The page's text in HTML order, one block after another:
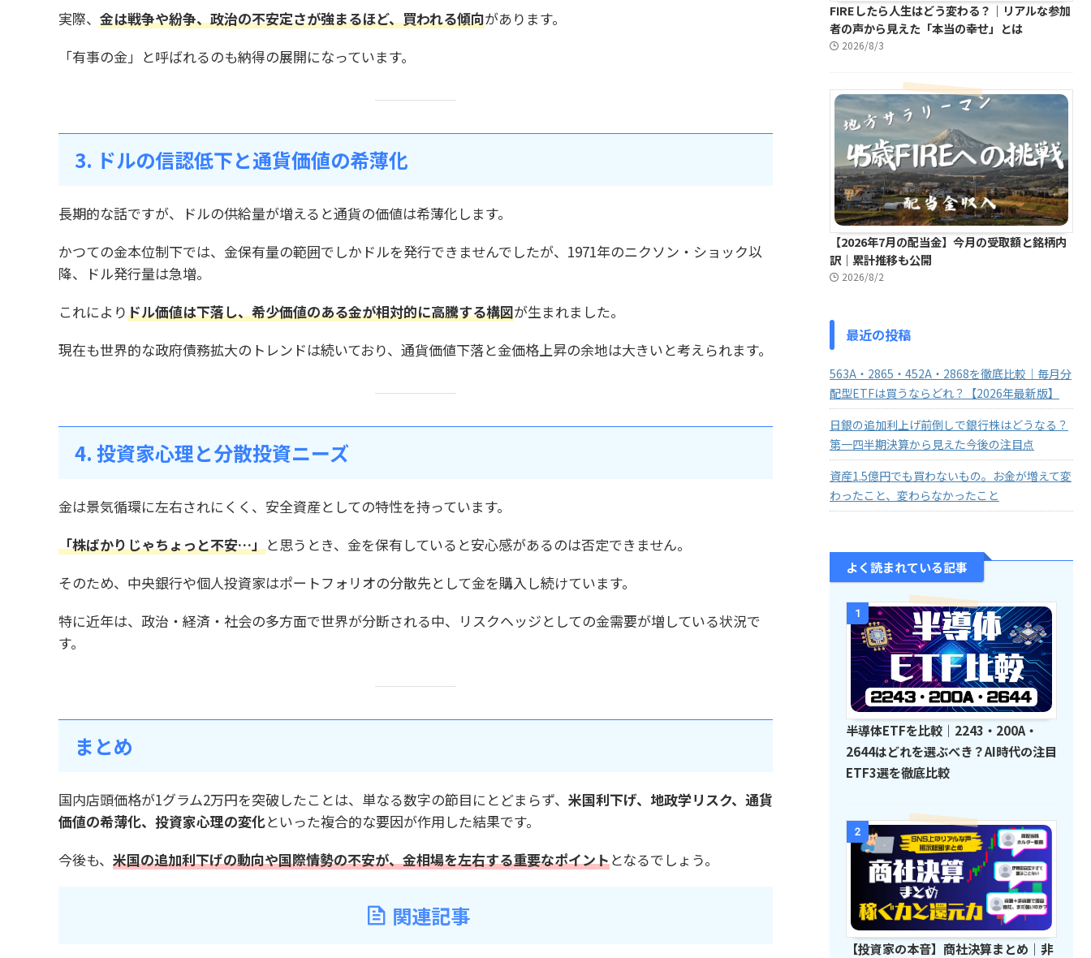
実際、 金は戦争や紛争、政治の不安定さが強まるほど、買われる傾向があります。
「有事の金」と呼ばれるのも納得の展開になっています。
3. ドルの信認低下と通貨価値の希薄化
長期的な話ですが、ドルの供給量が増えると通貨の価値は希薄化します。
かつての金本位制下では、金保有量の範囲でしかドルを発行できませんでしたが、1971年のニクソン・ショック以
降、ドル発行量は急増。
これによりドル価値は下落し、希少価値のある金が相対的に高騰する構図が生まれました。
現在も世界的な政府債務拡大のトレンドは続いており、通貨価値下落と金価格上昇の余地は大きいと考えられます。
4. 投資家心理と分散投資ニーズ
金は景気循環に左右されにくく、安全資産としての特性を持っています。
「株ばかりじゃちょっと不安…」と思うとき、金を保有していると安心感があるのは否定できません。
そのため、中央銀行や個人投資家はポートフォリオの分散先として金を購入し続けています。
特に近年は、政治・経済・社会の多方面で世界が分断される中、リスクヘッジとしての金需要が増している状況で
す。
まとめ
国内店頭価格が1グラム2万円を突破したことは、単なる数字の節目にとどまらず、 米国利下げ、地政学リスク、通貨
価値の希薄化、投資家心理の変化といった複合的な要因が作用した結果です。
今後も、 米国の追加利下げの動向や国際情勢の不安が、金相場を左右する重要なポイントとなるでしょう。
関連記事
FIREしたら人生はどう変わる？｜リアルな参加
者の声から見えた「本当の幸せ」とは
2026/8/3
【2026年7月の配当金】今月の受取額と銘柄内
訳｜累計推移も公開
2026/8/2
最近の投稿
563A・2865・452A・2868を徹底比較｜毎月分
配型ETFは買うならどれ？【2026年最新版】
日銀の追加利上げ前倒しで銀行株はどうなる？
第一四半期決算から見えた今後の注目点
資産1.5億円でも買わないもの。お金が増えて変
わったこと、変わらなかったこと
よく読まれている記事
1
半導体ETFを比較｜2243・200A・
2644はどれを選ぶべき？AI時代の注目
ETF3選を徹底比較
2
【投資家の本音】商社決算まとめ｜非